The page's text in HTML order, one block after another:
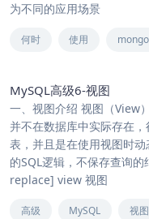
为不同的应用场景
何时 使用
MySQL高级6-视图
一、视图介绍 视图（View
并不在数据库中实际存在
表，并且是在使用视图时
的SQL逻辑，不保存查询
replace] view 视图
高级 MySQL 视图